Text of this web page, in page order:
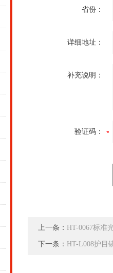
省份：
详细地址：
补充说明：
验证码：
上一条： HT-0067标准
下一条： HT-L008护目